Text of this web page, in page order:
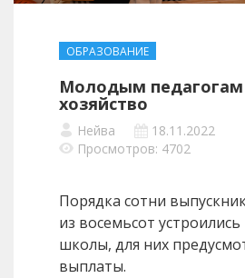
ОБРАЗОВАНИЕ
Молодым педагогам
хозяйство
Нейва
18.11.2022
Просмотров: 4702
Порядка сотни
из восемьсот устроились
школы, для них
выплаты.